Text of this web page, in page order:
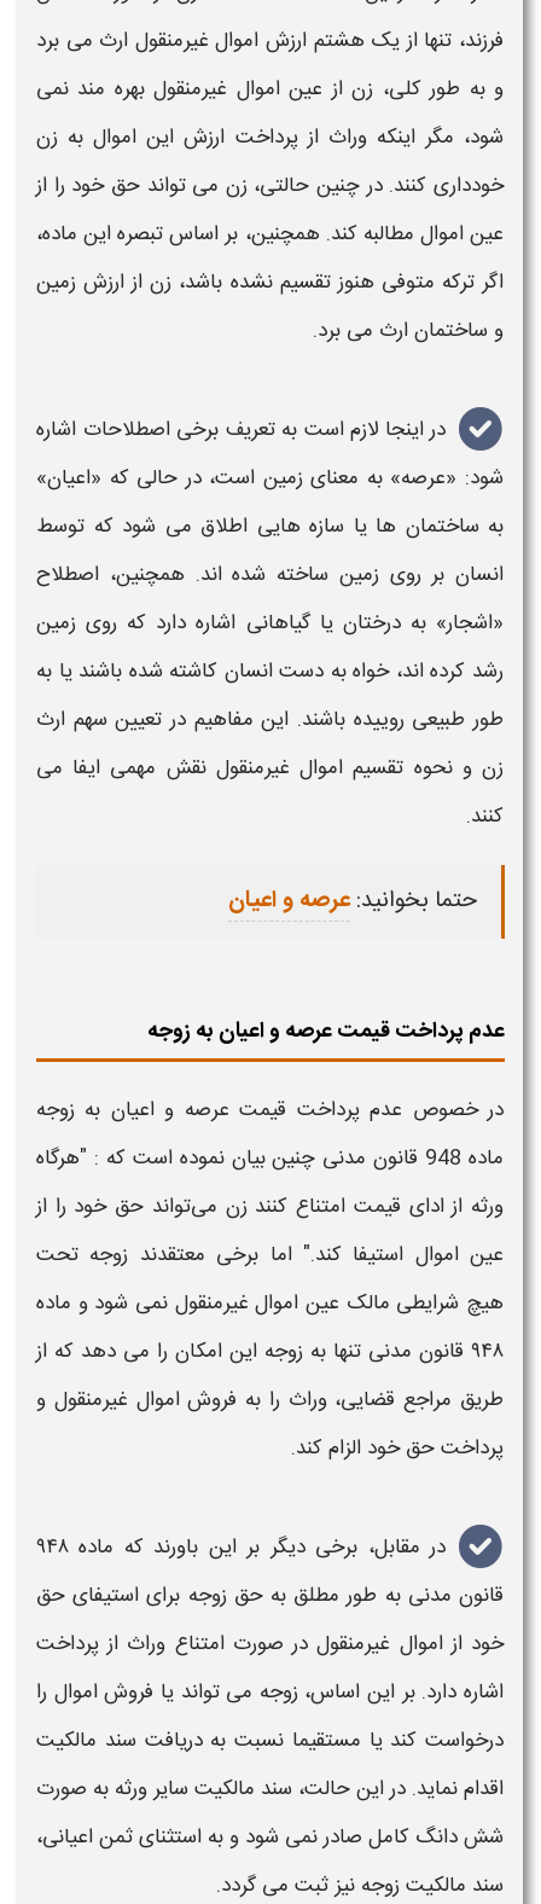
فرزند، تنها از یک هشتم ارزش اموال غیرمنقول ارث می برد
و به طور کلی، زن از عین اموال غیرمنقول بهره مند نمی
شود، مگر اینکه وراث از پرداخت ارزش این اموال به زن
خودداری کنند. در چنین حالتی، زن می تواند حق خود را از
عین اموال مطالبه کند. همچنین، بر اساس تبصره این ماده،
اگر ترکه متوفی هنوز تقسیم نشده باشد، زن از ارزش زمین
و ساختمان ارث می برد.
در اینجا لازم است به تعریف برخی اصطلاحات اشاره
شود: «عرصه» به معنای زمین است، در حالی که «اعیان»
به ساختمان ها یا سازه هایی اطلاق می شود که توسط
انسان بر روی زمین ساخته شده اند. همچنین، اصطلاح
«اشجار» به درختان یا گیاهانی اشاره دارد که روی زمین
رشد کرده اند، خواه به دست انسان کاشته شده باشند یا به
طور طبیعی روییده باشند. این مفاهیم در تعیین سهم ارث
زن ونحوه تقسیم اموال غیرمنقول نقش مهمی ایفا می
کنند.
حتما بخوانید:عرصه و اعیان
عدم پرداخت قیمت عرصه و اعیان به زوجه
در خصوص عدم پرداخت قیمت عرصه و اعیان به زوجه
ماده 948 قانون مدنی چنین بیان نموده است که : "هرگاه
ورثه از ادای قیمت امتناع کنند زن می‌تواند حق خود را از
عین اموال استیفا کند." اما برخی معتقدند زوجه تحت
هیچ شرایطی مالک عین اموال غیرمنقول نمی شود و ماده
۹۴۸ قانون مدنی تنها به زوجه این امکان را می دهد که از
طریق مراجع قضایی، وراث را به فروش اموال غیرمنقول و
پرداخت حق خود الزام کند.
در مقابل، برخی دیگر بر این باورند که ماده ۹۴۸
قانون مدنی به طور مطلق به حق زوجه برای استیفای حق
خود از اموال غیرمنقول در صورت امتناع وراث از پرداخت
اشاره دارد. بر این اساس، زوجه می تواند یا فروش اموال را
درخواست کند یا مستقیما نسبت به دریافت سند مالکیت
اقدام نماید. در این حالت، سند مالکیت سایر ورثه به صورت
شش دانگ کامل صادر نمی شود و به استثنایثمن اعیانی،
سند مالکیت زوجه نیز ثبت می گردد.